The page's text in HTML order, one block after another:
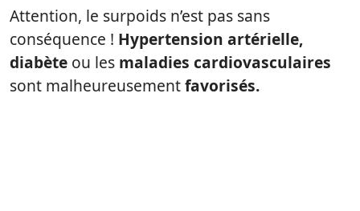
Attention, le surpoids n’est pas sans
conséquence ! Hypertension artérielle,
diabète ou les maladies cardiovasculaires
sont malheureusementfavorisés.